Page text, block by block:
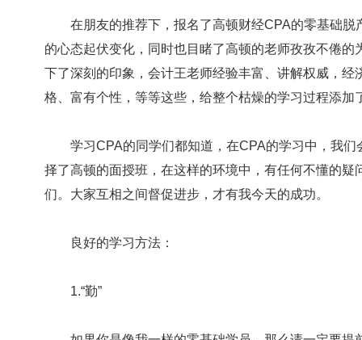
在朋友的推荐下，报名了高顿财经CPA的零基础脱
的心态起伏变化，同时也目睹了高顿的老师孜孜不倦
下了深刻的印象，会计王老师经验丰富、讲解权威，
格、富有个性，等等这些，给整个枯燥的学习过程添加
学习CPA的同学们都知道，在CPA的学习中，我们
择了高顿的面授班，在这样的环境中，有任何不懂的
们。大家互相之间督促进步，才有我今天的成功。
良好的学习方法：
1.“勤”